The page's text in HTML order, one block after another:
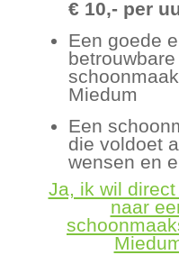
€ 10,- per
Een goede
betrouwbare
Miedum
Een
die voldoet
wensen en
Ja, ik wil
naar